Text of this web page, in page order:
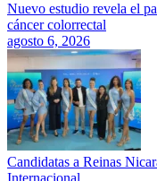
Nuevo estudio revela el
cáncer colorrectal
agosto 6, 2026
Candidatas a Reinas